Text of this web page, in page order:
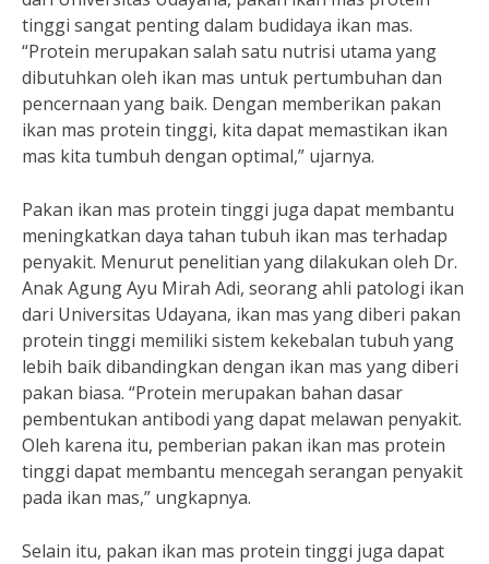
tinggi sangat penting dalam budidaya ikan mas.
“Protein merupakan salah satu nutrisi utama yang
dibutuhkan oleh ikan mas untuk pertumbuhan dan
pencernaan yang baik. Dengan memberikan pakan
ikan mas protein tinggi, kita dapat memastikan ikan
mas kita tumbuh dengan optimal,” ujarnya.
Pakan ikan mas protein tinggi juga dapat membantu
meningkatkan daya tahan tubuh ikan mas terhadap
penyakit. Menurut penelitian yang dilakukan oleh Dr.
Anak Agung Ayu Mirah Adi, seorang ahli patologi ikan
dari Universitas Udayana, ikan mas yang diberi pakan
protein tinggi memiliki sistem kekebalan tubuh yang
lebih baik dibandingkan dengan ikan mas yang diberi
pakan biasa. “Protein merupakan bahan dasar
pembentukan antibodi yang dapat melawan penyakit.
Oleh karena itu, pemberian pakan ikan mas protein
tinggi dapat membantu mencegah serangan penyakit
pada ikan mas,” ungkapnya.
Selain itu, pakan ikan mas protein tinggi juga dapat